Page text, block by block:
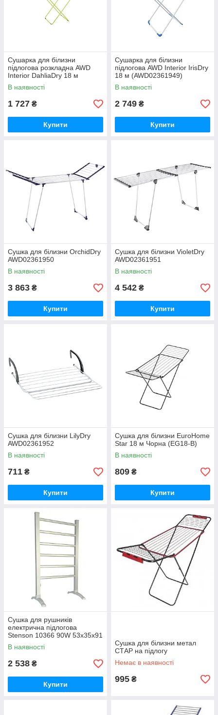
Сушарка для білизни
підлогова розкладна AWD
Interior DahliaDry 18 м
(AWD02361948)
В наявності
1 727 ₴
Купити
Сушарка для білизни
підлогова AWD Interior IrisDry
18 м (AWD02361949)
В наявності
2 749 ₴
Купити
Сушка для білизни OrchidDry
AWD02361950
В наявності
3 863 ₴
Купити
Сушка для білизни VioletDry
AWD02361951
В наявності
4 542 ₴
Купити
Сушка для білизни LilyDry
AWD02361952
В наявності
711 ₴
Купити
Сушка для білизни EuroHome
Star 18 м Чорна (EG18-B)
В наявності
809 ₴
Купити
Сушка для рушників
електрична підлогова
Stenson 10366 90W 53х35х91
см сріблястий
В наявності
2 538 ₴
Купити
Сушка для білизни метал
СТАР на підлогу
Немає в наявності
995 ₴